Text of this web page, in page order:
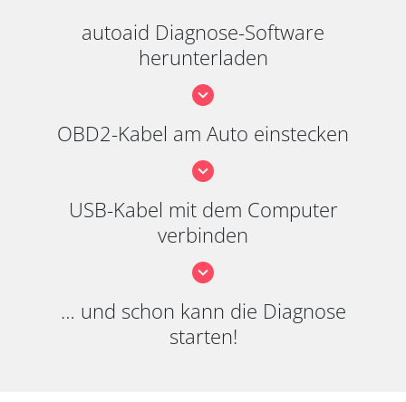
autoaid Diagnose-Software
herunterladen
OBD2-Kabel am Auto einstecken
USB-Kabel mit dem Computer
verbinden
… und schon kann die Diagnose
starten!